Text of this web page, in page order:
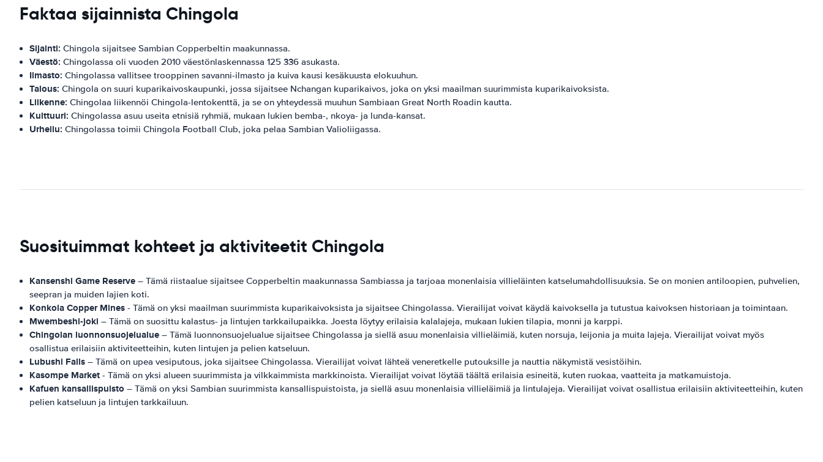
Faktaa sijainnista Chingola
Sijainti: Chingola sijaitsee Sambian Copperbeltin maakunnassa.
Väestö: Chingolassa oli vuoden 2010 väestönlaskennassa 125 336 asukasta.
Ilmasto: Chingolassa vallitsee trooppinen savanni-ilmasto ja kuiva kausi kesäkuusta elokuuhun.
Talous: Chingola on suuri kuparikaivoskaupunki, jossa sijaitsee Nchangan kuparikaivos, joka on yksi maailman suurimmista kuparikaivoksista.
Liikenne: Chingolaa liikennöi Chingola-lentokenttä, ja se on yhteydessä muuhun Sambiaan Great North Roadin kautta.
Kulttuuri: Chingolassa asuu useita etnisiä ryhmiä, mukaan lukien bemba-, nkoya- ja lunda-kansat.
Urheilu: Chingolassa toimii Chingola Football Club, joka pelaa Sambian Valioliigassa.
Suosituimmat kohteet ja aktiviteetit Chingola
Kansenshi Game Reserve – Tämä riistaalue sijaitsee Copperbeltin maakunnassa Sambiassa ja tarjoaa monenlaisia ​​villieläinten katselumahdollisuuksia. Se on monien antiloopien, puhvelien,
seepran ja muiden lajien koti.
Konkola Copper Mines - Tämä on yksi maailman suurimmista kuparikaivoksista ja sijaitsee Chingolassa. Vierailijat voivat käydä kaivoksella ja tutustua kaivoksen historiaan ja toimintaan.
Mwembeshi-joki – Tämä on suosittu kalastus- ja lintujen tarkkailupaikka. Joesta löytyy erilaisia ​​kalalajeja, mukaan lukien tilapia, monni ja karppi.
Chingolan luonnonsuojelualue – Tämä luonnonsuojelualue sijaitsee Chingolassa ja siellä asuu monenlaisia ​​villieläimiä, kuten norsuja, leijonia ja muita lajeja. Vierailijat voivat myös
osallistua erilaisiin aktiviteetteihin, kuten lintujen ja pelien katseluun.
Lubushi Falls – Tämä on upea vesiputous, joka sijaitsee Chingolassa. Vierailijat voivat lähteä veneretkelle putouksille ja nauttia näkymistä vesistöihin.
Kasompe Market - Tämä on yksi alueen suurimmista ja vilkkaimmista markkinoista. Vierailijat voivat löytää täältä erilaisia ​​esineitä, kuten ruokaa, vaatteita ja matkamuistoja.
Kafuen kansallispuisto – Tämä on yksi Sambian suurimmista kansallispuistoista, ja siellä asuu monenlaisia ​​villieläimiä ja lintulajeja. Vierailijat voivat osallistua erilaisiin aktiviteetteihin, kuten
pelien katseluun ja lintujen tarkkailuun.